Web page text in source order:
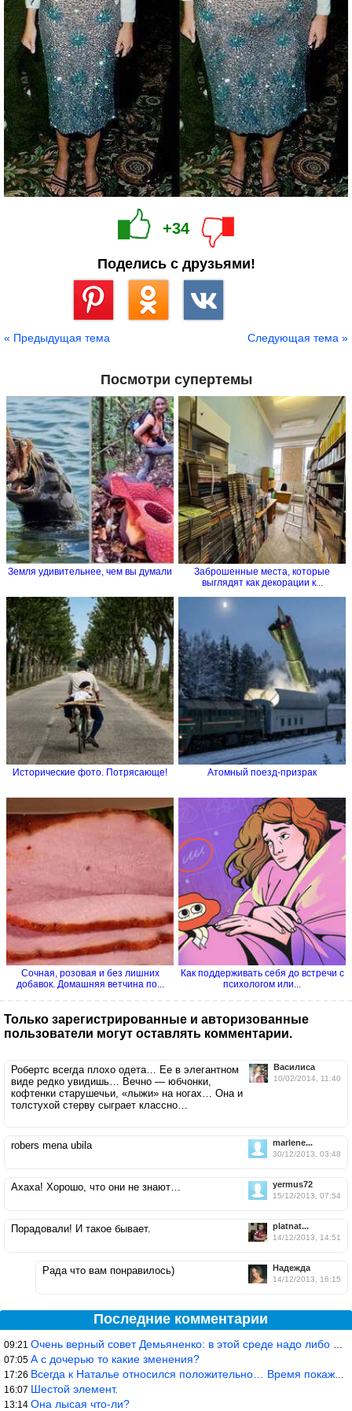
+34
Поделись с друзьями!
« Предыдущая тема Следующая тема »
Посмотри супертемы
Земля удивительнее, чем вы думали
Заброшенные места, которые
выглядят как декорации к...
Исторические фото. Потрясающе! Атомный поезд-призрак
Сочная, розовая и без лишних
добавок. Домашняя ветчина по...
Как поддерживать себя до встречи с
психологом или...
Только зарегистрированные и авторизованные
пользователи могут оставлять комментарии.
Василиса
10/02/2014, 11:40
Робертс всегда плохо одета… Ее в элегантном
виде редко увидишь… Вечно — юбчонки,
кофтенки старушечьи, «лыжи» на ногах… Она и
толстухой стерву сыграет классно…
marlene...
30/12/2013, 03:48
robers mena ubila
yermus72
15/12/2013, 07:54
Ахаха! Хорошо, что они не знают…
platnat...
14/12/2013, 14:51
Порадовали! И такое бывает.
Надеждa
14/12/2013, 16:15
Рада что вам понравилось)
Последние комментарии
09:21 Очень верный совет Демьяненко: в этой среде надо либо иметь зубы
07:05 А с дочерью то какие зменения?
17:26 Всегда к Наталье относился положительно… Время покажет, что буде
16:07 Шестой элемент.
13:14 Она лысая что-ли?